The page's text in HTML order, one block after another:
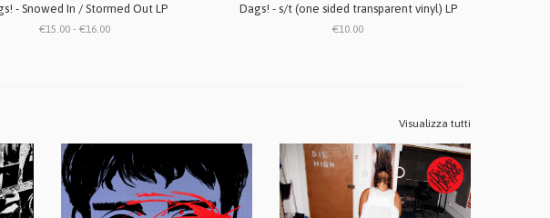
- Snowed In / Stormed Out LP
€15.00 - €16.00
Dags! - s/t (one sided transparent vinyl) LP
€10.00
Visualizza tutti